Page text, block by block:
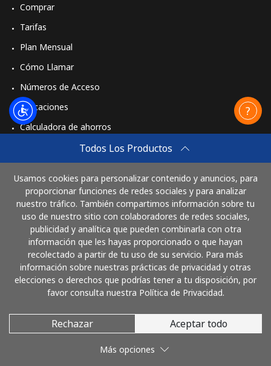
Todos Los Productos
Usamos cookies para personalizar contenido y anuncios, para
proporcionar funciones de redes sociales y para analizar
nuestro tráfico. También compartimos información sobre tu
uso de nuestro sitio con colaboradores de redes sociales,
publicidad y analítica que pueden combinarla con otra
información que les hayas proporcionado o que hayan
recolectado a partir de tu uso de su servicio. Para más
información sobre nuestras prácticas de privacidad y otras
elecciones o derechos que podrías tener a tu disposición, por
favor consulta nuestra Política de Privacidad.
Rechazar Aceptar todo
Más opciones
Comprar
Tarifas
Plan Mensual
Cómo Llamar
Números de Acceso
Aplicaciones
Calculadora de ahorros
Comprar
Cómo funciona
Paga con
© 2026 LlamaGuatemala